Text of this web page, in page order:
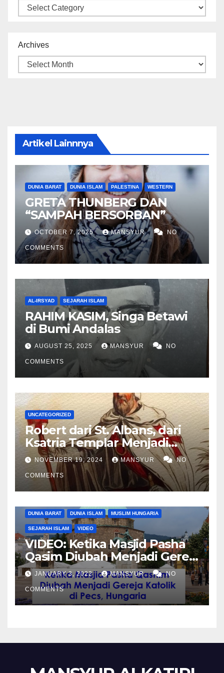
Categories
Archives
Artikel Lainnnya
DUNIA BARAT DUNIA ISLAM PALESTINA WESTERN
GRETA THUNBERG DAN
“SAMPAH BERSORBAN”
OCTOBER 7, 2025 MANSYUR NO
COMMENTS
AL-IRSYAD SEJARAH ISLAM
RAHIM KASIM, Singa Betawi
di Bumi Andalas
AUGUST 25, 2025 MANSYUR NO
COMMENTS
UNCATEGORIZED
Robert dari St. Albans, dari
Ksatria Templar Menjadi
Komandan Pasukan
Shalahuddin Merebut
Kembali Yerusalem
NOVEMBER 19, 2024 MANSYUR NO
COMMENTS
DUNIA BARAT DUNIA ISLAM MUSLIM HUNGARIA
SEJARAH ISLAM VIDEO
VIDEO: Ketika Masjid Pasha
Qasim Diubah Menjadi Gereja
Katolik di Pecs, Hungaria
JANUARY 3, 2022 MANSYUR NO
COMMENTS